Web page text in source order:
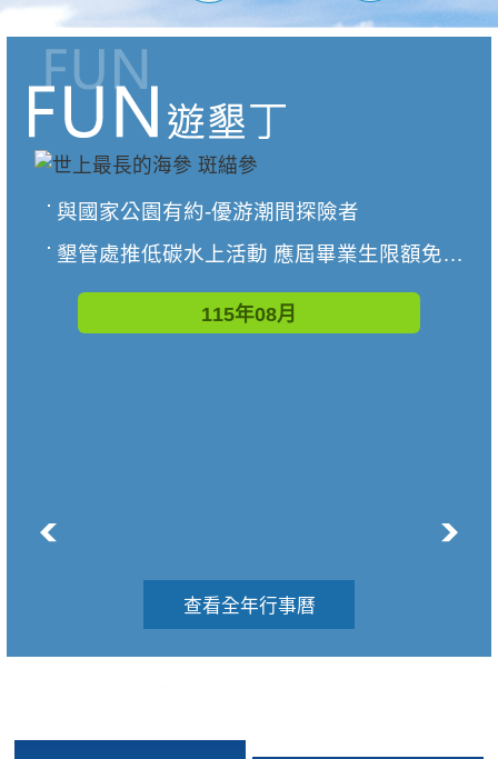
與國家公園有約-優游潮間探險者
墾管處推低碳水上活動 應屆畢業生限額免費參加
115年08月
查看全年行事曆